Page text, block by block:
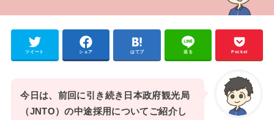
ツイート シェア はてブ 送る Pocket
今日は、前回に引き続き日本政府観光局
（JNTO）の中途採用についてご紹介し